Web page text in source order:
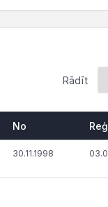
Rādīt
No
30.11.1998